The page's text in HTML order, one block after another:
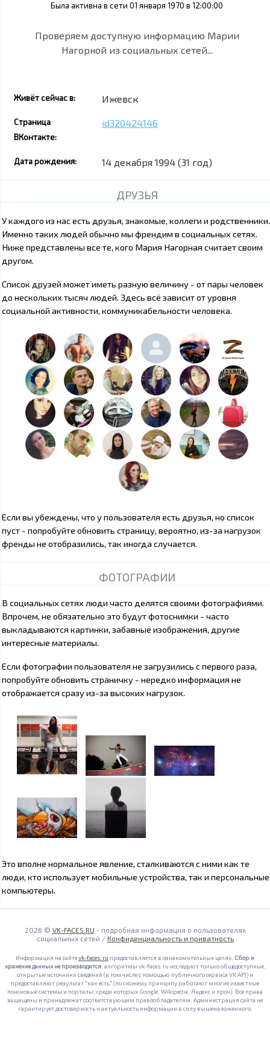
Была активна в сети 01 января 1970 в 12:00:00
Проверяем доступную информацию Марии
Нагорной из социальных сетей...
Живёт сейчас в: Ижевск
Страница
ВКонтакте:
id320424146
Дата рождения: 14 декабря 1994 (31 год)
ДРУЗЬЯ
У каждого из нас есть друзья, знакомые, коллеги и родственники.
Именно таких людей обычно мы френдим в социальных сетях.
Ниже представлены все те, кого Мария Нагорная считает своим
другом.
Список друзей может иметь разную величину - от пары человек
до нескольких тысяч людей. Здесь всё зависит от уровня
социальной активности, коммуникабельности человека.
Если вы убеждены, что у пользователя есть друзья, но список
пуст - попробуйте обновить страницу, вероятно, из-за нагрузок
френды не отобразились, так иногда случается.
ФОТОГРАФИИ
В социальных сетях люди часто делятся своими фотографиями.
Впрочем, не обязательно это будут фотоснимки - часто
выкладываются картинки, забавные изображения, другие
интересные материалы.
Если фотографии пользователя не загрузились с первого раза,
попробуйте обновить страничку - нередко информация не
отображается сразу из-за высоких нагрузок.
Это вполне нормальное явление, сталкиваются с ними как те
люди, кто использует мобильные устройства, так и персональные
компьютеры.
2026 © VK-FACES.RU - подробная информация о пользователях
социальных сетей / Конфиденциальность и приватность
Информация на сайтеvk-faces.ru предоставляется в ознакомительных целях. Сбор и
хранение данных не производится, алгоритмы vk-faces.ru исследуют только общедоступные,
открытые источники сведений (в том числе с помощью публичного сервиса VK API) и
предоставляют результат "как есть" (по схожему принципу работают многие известные
поисковые системы и порталы, среди которых Google, Wikipedia, Яндекс и проч). Все права
защищены и принадлежат соответствующим правообладателям. Администрация сайта не
гарантирует достоверность и актуальность информации в силу вышеизложенного.